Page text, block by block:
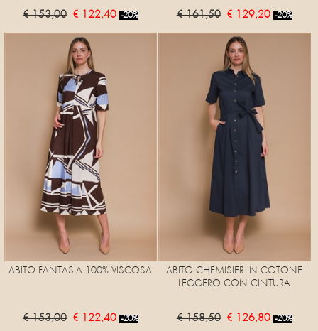
€ 153,00 € 122,40 -20% € 161,50 € 129,20 -20%
ABITO FANTASIA 100% VISCOSA
€ 153,00 € 122,40 -20%
ABITO CHEMISIER IN COTONE
LEGGERO CON CINTURA
€ 158,50 € 126,80 -20%